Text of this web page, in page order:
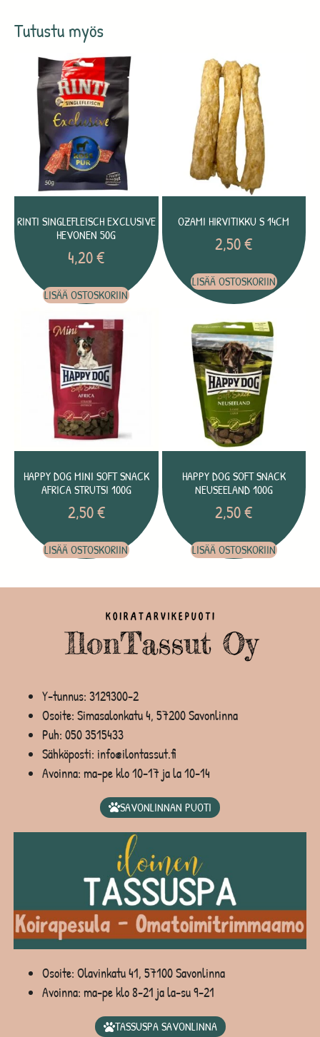
Tutustu myös
RINTI SINGLEFLEISCH EXCLUSIVE
HEVONEN 50G
4,20€
LISÄÄ OSTOSKORIIN
OZAMI HIRVITIKKU S 14CM
2,50€
LISÄÄ OSTOSKORIIN
HAPPY DOG MINI SOFT SNACK
AFRICA STRUTSI 100G
2,50€
LISÄÄ OSTOSKORIIN
HAPPY DOG SOFT SNACK
NEUSEELAND 100G
2,50€
LISÄÄ OSTOSKORIIN
Y-tunnus: 3129300-2
Osoite: Simasalonkatu 4, 57200 Savonlinna
Puh: 050 3515433
Sähköposti: info@ilontassut.fi
Avoinna: ma-pe klo 10-17 ja la 10-14
SAVONLINNAN PUOTI
Osoite: Olavinkatu 41, 57100 Savonlinna
Avoinna: ma-pe klo 8-21 ja la-su 9-21
TASSUSPA SAVONLINNA